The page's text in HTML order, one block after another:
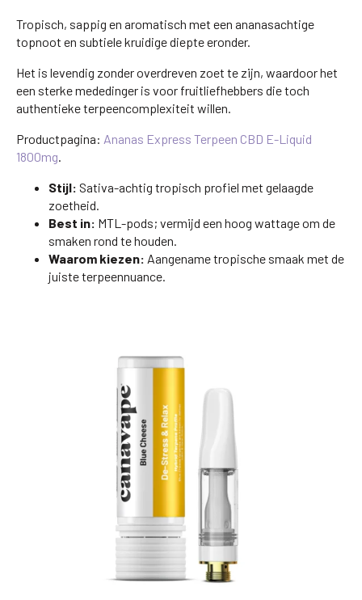
Tropisch, sappig en aromatisch met een ananasachtige
topnoot en subtiele kruidige diepte eronder.
Het is levendig zonder overdreven zoet te zijn, waardoor het
een sterke mededinger is voor fruitliefhebbers die toch
authentieke terpeencomplexiteit willen.
Productpagina: Ananas Express Terpeen CBD E-Liquid
1800mg.
Stijl: Sativa-achtig tropisch profiel met gelaagde
zoetheid.
Best in: MTL-pods; vermijd een hoog wattage om de
smaken rond te houden.
Waarom kiezen: Aangename tropische smaak met de
juiste terpeennuance.